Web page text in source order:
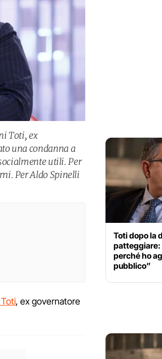
Toti, ex
una condanna a
utili. Per
Per Aldo Spinelli
, ex governatore
Toti dopo la
patteggiare:
perché ho
pubblico”